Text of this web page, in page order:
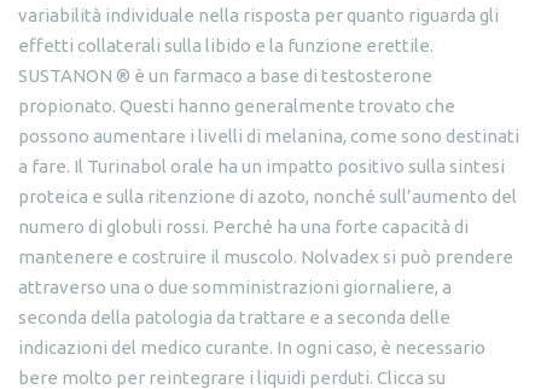
variabilità individuale nella risposta per quanto riguarda gli
effetti collaterali sulla libido e la funzione erettile.
SUSTANON ® è un farmaco a base di testosterone
propionato. Questi hanno generalmente trovato che
possono aumentare i livelli di melanina, come sono destinati
a fare. Il Turinabol orale ha un impatto positivo sulla sintesi
proteica e sulla ritenzione di azoto, nonché sull’aumento del
numero di globuli rossi. Perché ha una forte capacità di
mantenere e costruire il muscolo. Nolvadex si può prendere
attraverso una o due somministrazioni giornaliere, a
seconda della patologia da trattare e a seconda delle
indicazioni del medico curante. In ogni caso, è necessario
bere molto per reintegrare i liquidi perduti. Clicca su